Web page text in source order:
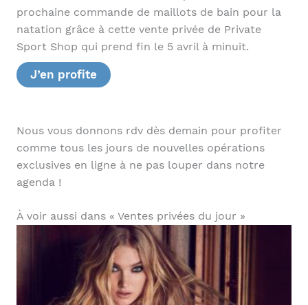
prochaine commande de maillots de bain pour la
natation grâce à cette vente privée de Private
Sport Shop qui prend fin le 5 avril à minuit.
J’en profite
Nous vous donnons rdv dès demain pour profiter
comme tous les jours de nouvelles opérations
exclusives en ligne à ne pas louper dans notre
agenda !
À voir aussi dans « Ventes privées du jour »